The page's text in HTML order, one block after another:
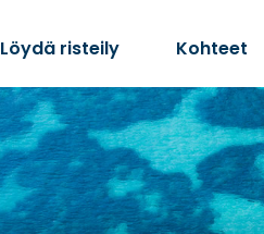
Löydä risteily Kohteet